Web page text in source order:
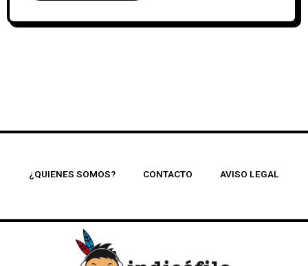
¿QUIENES SOMOS? CONTACTO AVISO LEGAL